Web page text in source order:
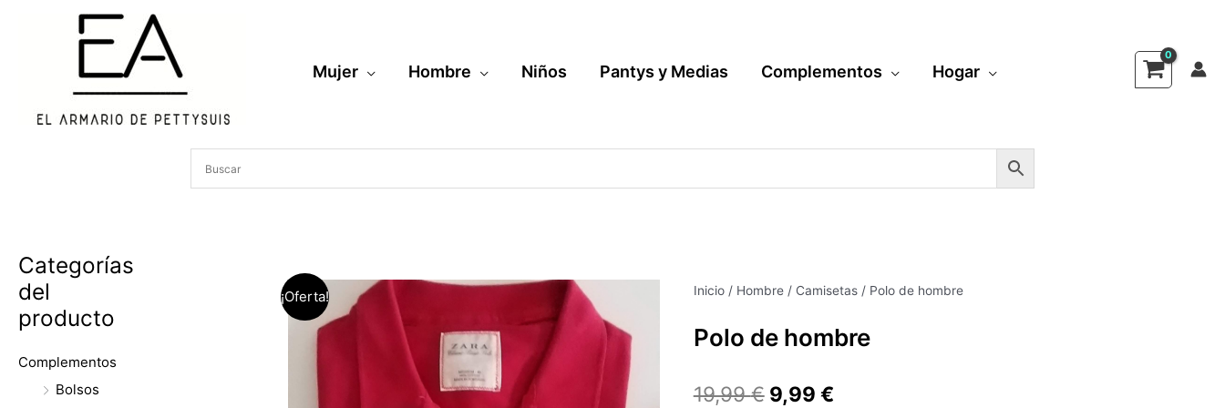
Mujer Hombre Niños Pantys y Medias Complementos Hogar
Categorías
del
producto
Complementos
Bolsos
Inicio/ Hombre/ Camisetas/ Polo de hombre
Polo de hombre
19,99€
El
precio
original
9,99 €
El
precio
actual
Polo
hombre
¡Oferta!